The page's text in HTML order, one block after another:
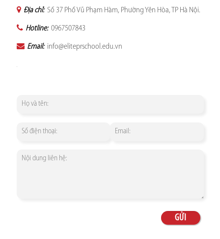
Địa chỉ: Số 37 Phố Vũ Phạm Hàm, Phường Yên Hòa, TP Hà Nội.
Hotline: 0967507843
Email: info@eliteprschool.edu.vn